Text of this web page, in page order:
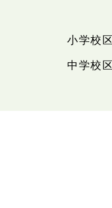
小学校区
中学校区